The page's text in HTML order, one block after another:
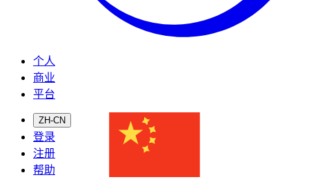
个人
商业
平台
ZH-CN
登录
注册
帮助